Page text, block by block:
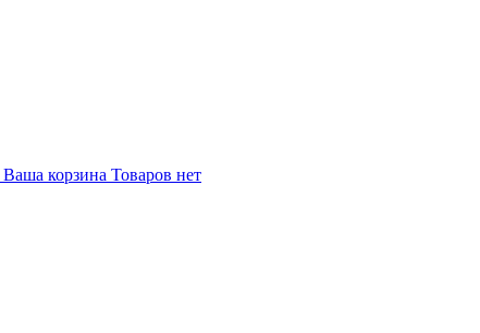
Ваша корзина Товаров нет